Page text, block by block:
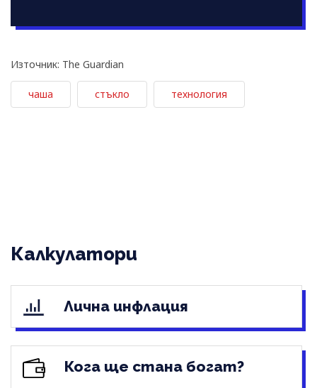
Източник: The Guardian
чаша стъкло технология
Калкулатори
Лична инфлация
Кога ще стана богат?